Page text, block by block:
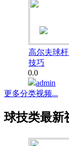
高尔夫球
技巧
0.0
admin
更多分类视频...
球技类最新